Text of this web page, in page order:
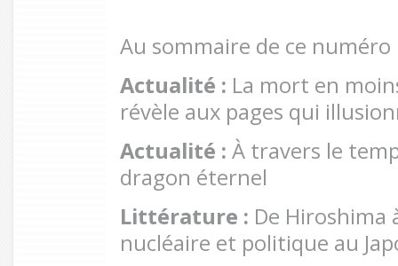
Au sommaire de ce numéro
Actualité : La mort en
révèle aux pages qui
Actualité : À travers le
dragon éternel
Littérature : De Hiroshima
nucléaire et politique au